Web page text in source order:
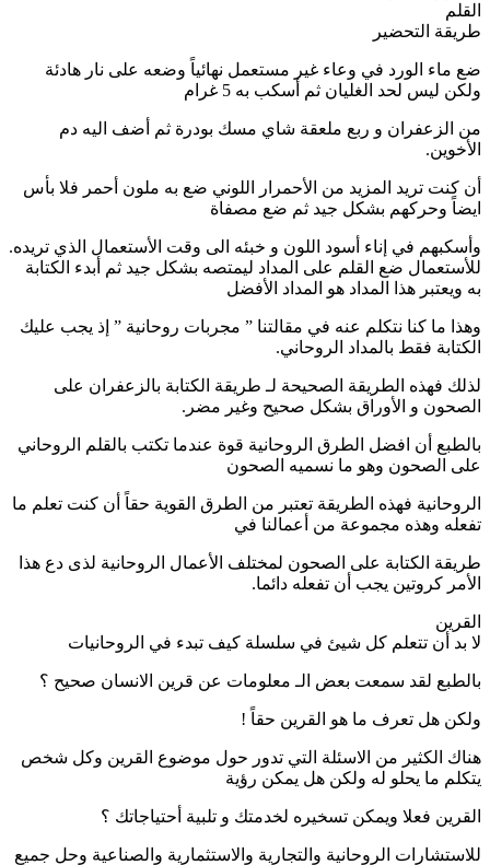
القلم
طريقة التحضير
ضع ماء الورد في وعاء غير مستعمل نهائياً وضعه على نار هادئة
ولكن ليس لحد الغليان ثم أسكب به 5 غرام
من الزعفران و ربع ملعقة شاي مسك بودرة ثم أضف اليه دم
الأخوين.
أن كنت تريد المزيد من الأحمرار اللوني ضع به ملون أحمر فلا بأس
ايضاً وحركهم بشكل جيد ثم ضع مصفاة
وأسكبهم في إناء أسود اللون و خبئه الى وقت الأستعمال الذي تريده.
للأستعمال ضع القلم على المداد ليمتصه بشكل جيد ثم أبدء الكتابة
به ويعتبر هذا المداد هو المداد الأفضل
وهذا ما كنا نتكلم عنه في مقالتنا ” مجربات روحانية ” إذ يجب عليك
الكتابة فقط بالمداد الروحاني.
لذلك فهذه الطريقة الصحيحة لـ طريقة الكتابة بالزعفران على
الصحون و الأوراق بشكل صحيح وغير مضر.
بالطبع أن افضل الطرق الروحانية قوة عندما تكتب بالقلم الروحاني
على الصحون وهو ما نسميه الصحون
الروحانية فهذه الطريقة تعتبر من الطرق القوية حقاً أن كنت تعلم ما
تفعله وهذه مجموعة من أعمالنا في
طريقة الكتابة على الصحون لمختلف الأعمال الروحانية لذى دع هذا
الأمر كروتين يجب أن تفعله دائما.
القرين
لا بد أن تتعلم كل شيئ في سلسلة كيف تبدء في الروحانيات
بالطبع لقد سمعت بعض الـ معلومات عن قرين الانسان صحيح ؟
ولكن هل تعرف ما هو القرين حقاً !
هناك الكثير من الاسئلة التي تدور حول موضوع القرين وكل شخص
يتكلم ما يحلو له ولكن هل يمكن رؤية
القرين فعلا ويمكن تسخيره لخدمتك و تلبية أحتياجاتك ؟
للاستشارات الروحانية والتجارية والاستثمارية والصناعية وحل جميع